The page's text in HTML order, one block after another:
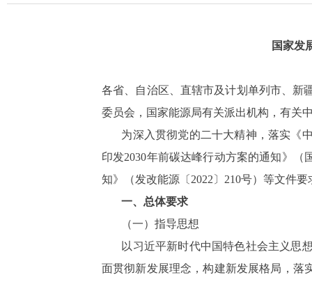
国家发
各省、自治区、直辖市及计划单列市、新
委员会，国家能源局有关派出机构，有关
为深入贯彻党的二十大精神，落实《
印发2030年前碳达峰行动方案的通知》（
知》（发改能源〔2022〕210号）等文件
一、总体要求
（一）指导思想
以习近平新时代中国特色社会主义思
面贯彻新发展理念，构建新发展格局，落